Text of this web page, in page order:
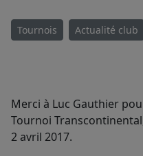
Tournois Actualité club
Merci à Luc Gauthier
Tournoi
2 avril 2017.